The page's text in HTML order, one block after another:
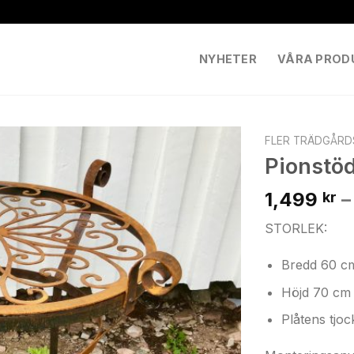
NYHETER VÅRA
FLER
1,499 kr –
STORLEK:
Bredd 60
Höjd 70 cm
Plåtens